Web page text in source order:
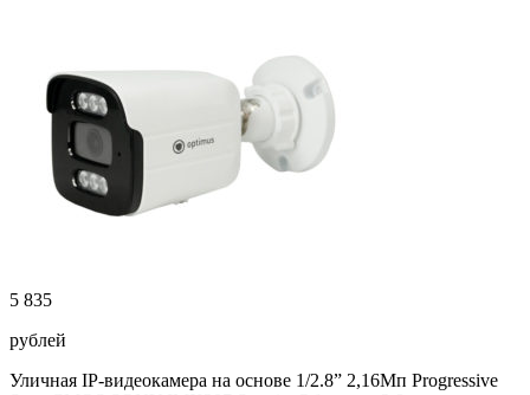
5 835
рублей
Уличная IP-видеокамера на основе 1/2.8” 2,16Мп Progressive